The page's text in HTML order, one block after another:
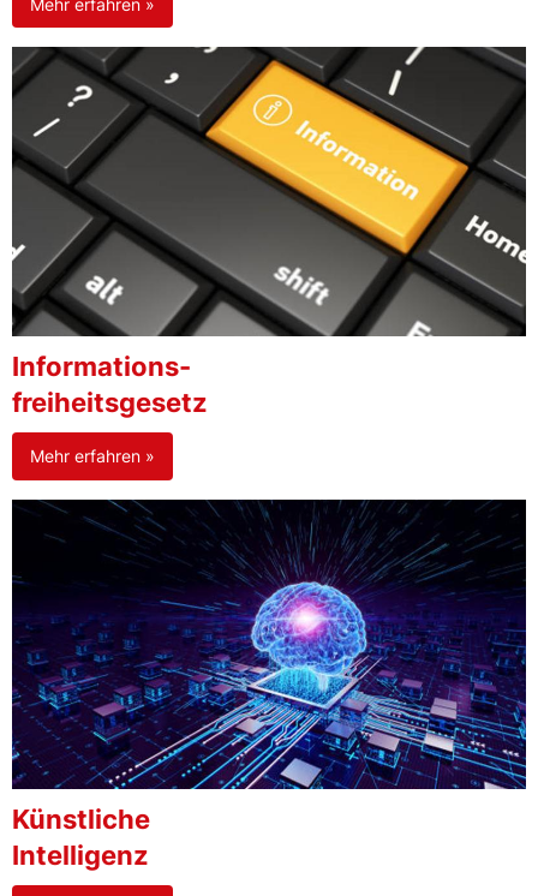
Informations-
freiheitsgesetz
Mehr erfahren »
Künstliche
Intelligenz